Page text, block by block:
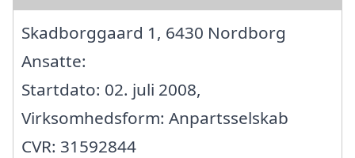
Skadborggaard 1, 6430 Nordborg
Ansatte:
Startdato: 02. juli 2008,
Virksomhedsform: Anpartsselskab
CVR: 31592844